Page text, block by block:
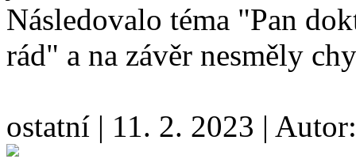
Následovalo téma "Pan
rád" a na závěr nesměly
ostatní | 11. 2. 2023 |